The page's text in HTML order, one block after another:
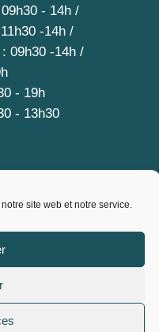
site web et notre service.
- 14h /
-14h /
09h30 -14h /
- 19h
- 13h30
de vente
(EU)
des producteurs